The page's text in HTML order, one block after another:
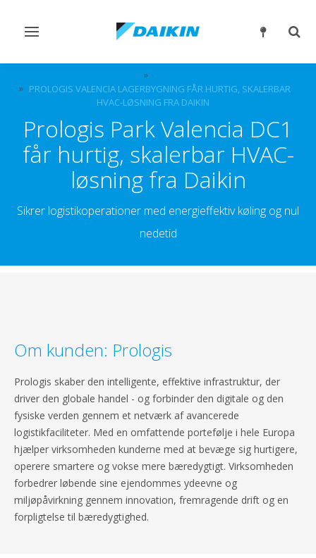
Slå
til/fra
Slå
til/
PROLOGIS VALENCIA LAGERBYGNING FÅR HURTIG, SKALERBAR
HVAC-LØSNING FRA DAIKIN
Prologis Park Valencia DC1
får hurtig, skalerbar HVAC-
løsning fra Daikin
Sikrer logistikoperationer med energieffektiv køling og nul
nedetid
Om kunden: Prologis
Prologis skaber den intelligente, effektive infrastruktur, der
driver den globale handel - og forbinder den digitale og den
fysiske verden gennem et netværk af avancerede
logistikfaciliteter. Med en omfattende portefølje i hele Europa
hjælper virksomheden kunderne med at bevæge sig hurtigere,
operere smartere og vokse mere bæredygtigt. Virksomheden
forbedrer løbende sine ejendommes ydeevne og
miljøpåvirkning gennem innovation, fremragende drift og en
forpligtelse til bæredygtighed.